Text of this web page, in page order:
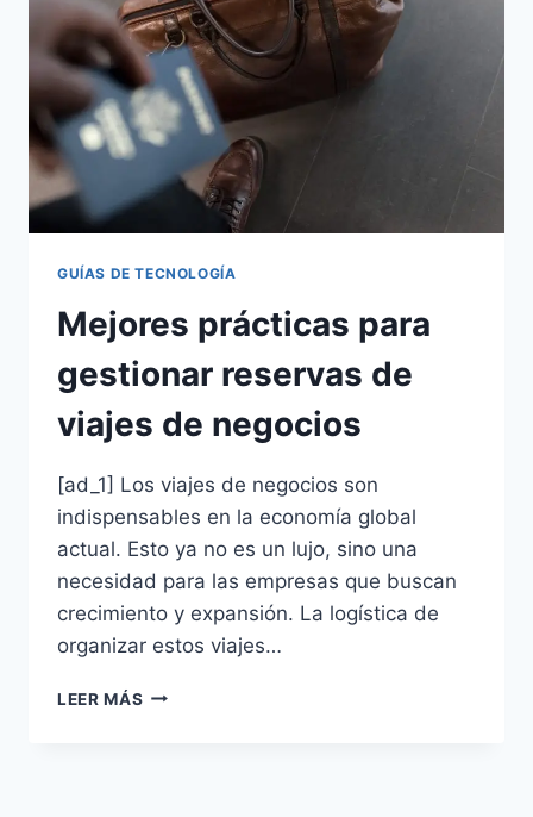
GUÍAS DE TECNOLOGÍA
Mejores prácticas para
gestionar reservas de
viajes de negocios
[ad_1] Los viajes de negocios son
indispensables en la economía global
actual. Esto ya no es un lujo, sino una
necesidad para las empresas que buscan
crecimiento y expansión. La logística de
organizar estos viajes…
LEER MÁS